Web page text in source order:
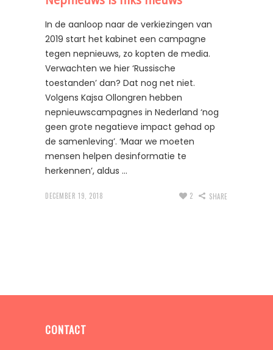
In de aanloop naar de verkiezingen van
2019 start het kabinet een campagne
tegen nepnieuws, zo kopten de media.
Verwachten we hier ‘Russische
toestanden’ dan? Dat nog net niet.
Volgens Kajsa Ollongren hebben
nepnieuwscampagnes in Nederland ‘nog
geen grote negatieve impact gehad op
de samenleving’. ‘Maar we moeten
mensen helpen desinformatie te
herkennen’, aldus
DECEMBER 19, 2018 2 SHARE
CONTACT